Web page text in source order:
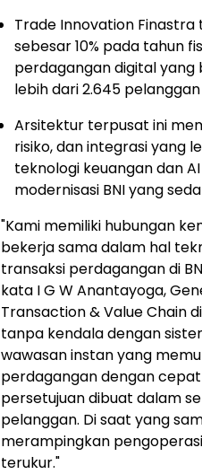
Trade Innovation
sebesar 10% pada tahun
perdagangan digital yang
lebih dari 2.645
Arsitektur terpusat ini
risiko, dan integrasi yang
teknologi keuangan dan
modernisasi BNI yang
"Kami memiliki hubungan
bekerja sama dalam hal
transaksi perdagangan di
kata I G W Anantayoga,
Transaction & Value Chain
tanpa kendala dengan
wawasan instan yang
perdagangan dengan
persetujuan dibuat dalam
pelanggan. Di saat yang
merampingkan
terukur."